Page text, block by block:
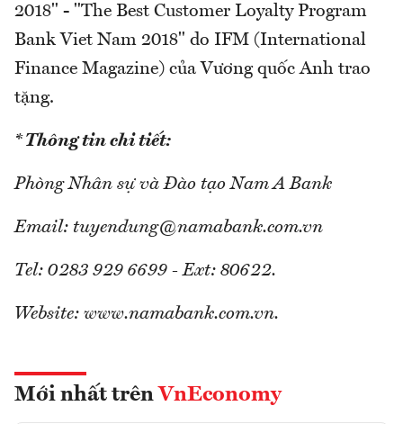
2018" - "The Best Customer Loyalty Program
Bank Viet Nam 2018" do IFM (International
Finance Magazine) của Vương quốc Anh trao
tặng.
* Thông tin chi tiết:
Phòng Nhân sự và Đào tạo Nam A Bank
Email: tuyendung@namabank.com.vn
Tel: 0283 929 6699 - Ext: 80622.
Website: www.namabank.com.vn.
Mới nhất trên VnEconomy